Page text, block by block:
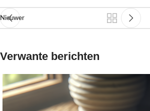
Nieuwer
Verwante berichten